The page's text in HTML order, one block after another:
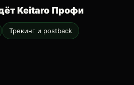
Keitaro Профи
Трекинг и postback